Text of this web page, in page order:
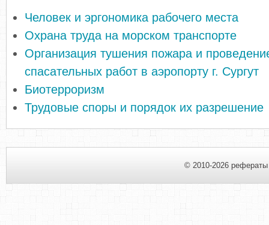
Человек и эргономика рабочего места
Охрана труда на морском транспорте
Организация тушения пожара и
спасательных работ в аэропорту г. Сургут
Биотерроризм
Трудовые споры и порядок их разрешение
© 2010-2026 рефераты